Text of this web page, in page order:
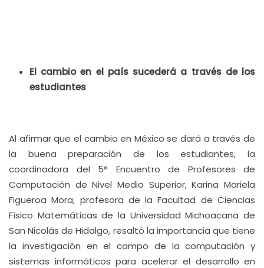
El cambio en el país sucederá a través de los
estudiantes
Al afirmar que el cambio en México se dará a través de
la buena preparación de los estudiantes, la
coordinadora del 5° Encuentro de Profesores de
Computación de Nivel Medio Superior, Karina Mariela
Figueroa Mora, profesora de la Facultad de Ciencias
Físico Matemáticas de la Universidad Michoacana de
San Nicolás de Hidalgo, resaltó la importancia que tiene
la investigación en el campo de la computación y
sistemas informáticos para acelerar el desarrollo en